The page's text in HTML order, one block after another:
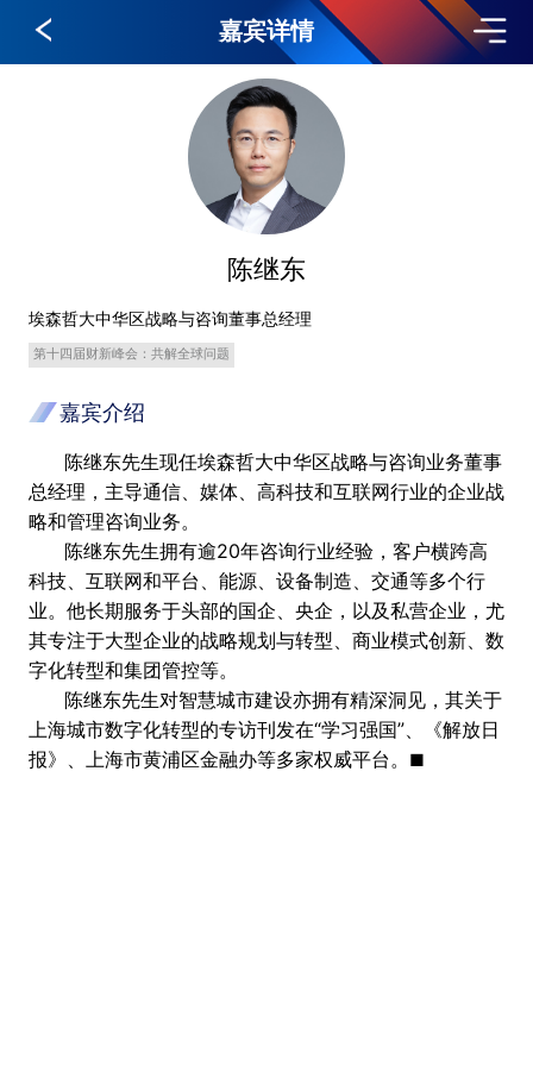
嘉宾详情
陈继东
埃森哲大中华区战略与咨询董事总经理
第十四届财新峰会：共解全球问题
嘉宾介绍
陈继东先生现任埃森哲大中华区战略与咨询业务董事
总经理，主导通信、媒体、高科技和互联网行业的企业战
略和管理咨询业务。
陈继东先生拥有逾20年咨询行业经验，客户横跨高
科技、互联网和平台、能源、设备制造、交通等多个行
业。他长期服务于头部的国企、央企，以及私营企业，尤
其专注于大型企业的战略规划与转型、商业模式创新、数
字化转型和集团管控等。
陈继东先生对智慧城市建设亦拥有精深洞见，其关于
上海城市数字化转型的专访刊发在“学习强国”、《解放日
报》、上海市黄浦区金融办等多家权威平台。
■